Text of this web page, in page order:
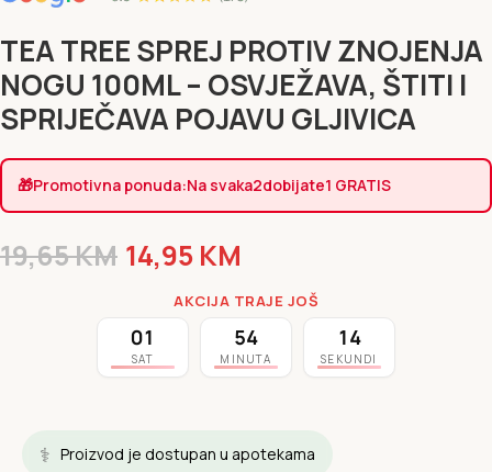
TEA TREE SPREJ PROTIV ZNOJENJA
NOGU 100ML – OSVJEŽAVA, ŠTITI I
SPRIJEČAVA POJAVU GLJIVICA
🎁Promotivna ponuda:Na svaka2dobijate1 GRATIS
19,65KM 14,95 KM
AKCIJA TRAJE JOŠ
01
SAT
54
MINUTA
14
SEKUNDI
⚕️ Proizvod je dostupan u apotekama